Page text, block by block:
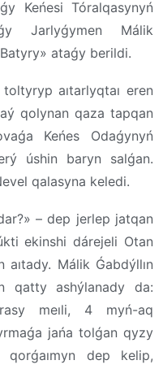
Keńesi Tóralqasynyń
Jarlyǵymen Málik
ataǵy berildi.
aıtarlyqtaı eren
qolynan qaza tapqan
Keńes Odaǵynyń
úshin baryn salǵan.
qalasyna keledi.
– dep jerlep jatqan
ekinshi dárejeli Otan
Málik Ǵabdýllın
qatty ashýlanady da:
meıli, 4 myń-aq
jańa tolǵan qyzy
qorǵaımyn dep kelip,